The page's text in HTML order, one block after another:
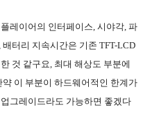
레이어의 인터페이스, 시야각, 파
터리 지속시간은 기존 TFT-LCD
것 같구요, 최대 해상도 부분에
이 부분이 하드웨어적인 한계가
그레이드라도 가능하면 좋겠다